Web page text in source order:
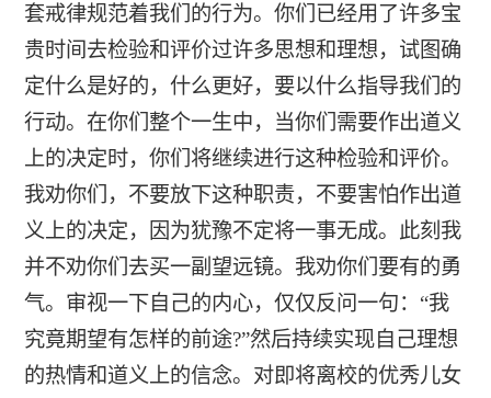
套戒律规范着我们的行为。你们已经用了许多宝
贵时间去检验和评价过许多思想和理想，试图确
定什么是好的，什么更好，要以什么指导我们的
行动。在你们整个一生中，当你们需要作出道义
上的决定时，你们将继续进行这种检验和评价。
我劝你们，不要放下这种职责，不要害怕作出道
义上的决定，因为犹豫不定将一事无成。此刻我
并不劝你们去买一副望远镜。我劝你们要有的勇
气。审视一下自己的内心，仅仅反问一句：“我
究竟期望有怎样的前途?”然后持续实现自己理想
的热情和道义上的信念。对即将离校的优秀儿女